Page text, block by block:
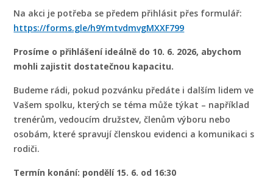
Na akci je potřeba se předem přihlásit přes formulář:
https://forms.gle/h9YmtvdmvgMXXF799
Prosíme o přihlášení ideálně do 10. 6. 2026, abychom
mohli zajistit dostatečnou kapacitu.
Budeme rádi, pokud pozvánku předáte i dalším lidem ve
Vašem spolku, kterých se téma může týkat – například
trenérům, vedoucím družstev, členům výboru nebo
osobám, které spravují členskou evidenci a komunikaci s
rodiči.
Termín konání: pondělí 15. 6. od 16:30